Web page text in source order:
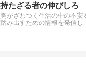
持たざる者の伸びしろ
胸がざわつく生活の中の不
踏み出すための情報を発信し